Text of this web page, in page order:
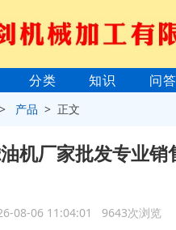
分类 知识 问答
> 产品 > 正文
机厂家批发专业销
08-06 11:04:01 9643次浏览